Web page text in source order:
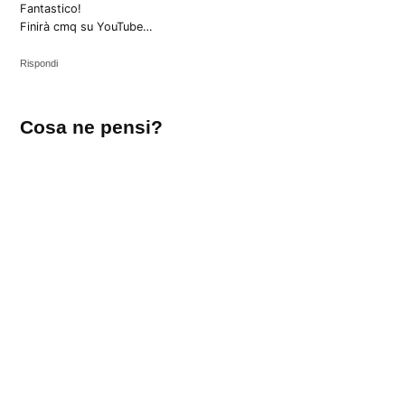
Fantastico!
Finirà cmq su YouTube…
Rispondi
un
Cosa ne pensi?